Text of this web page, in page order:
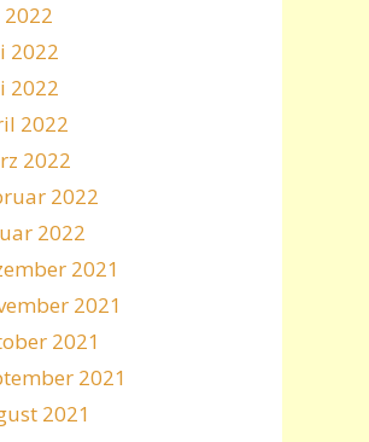
2022
2022
2022
2022
2022
2022
2022
2021
2021
2021
2021
2021